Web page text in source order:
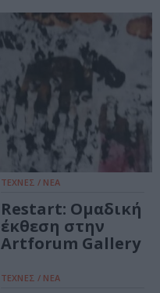
ΤΕΧΝΕΣ / ΝΕΑ
Restart: Ομαδική
έκθεση στην
Artforum Gallery
ΤΕΧΝΕΣ / ΝΕΑ